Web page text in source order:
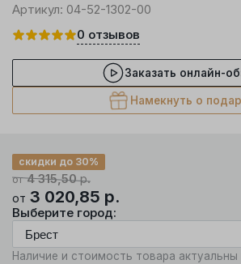
Артикул: 04-52-1302-00
0 отзывов
Заказать онлайн-
Намекнуть о
от4 315,50р.
скидки до 30%
от 3 020,85 р.
Выберите город:
Наличие и стоимость товара